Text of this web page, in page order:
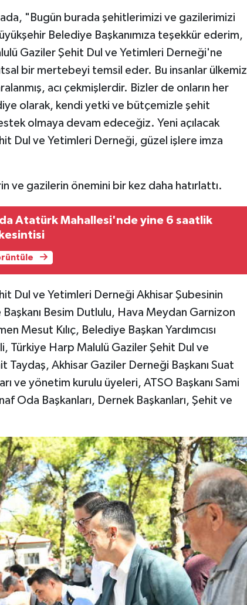
"Bugün burada şehitlerimizi ve gazilerimizi
Belediye Başkanımıza teşekkür ederim,
Gaziler Şehit Dul ve Yetimleri Derneği'ne
bir mertebeyi temsil eder. Bu insanlar ülkemiz
acı çekmişlerdir. Bizler de onların her
olarak, kendi yetki ve bütçemizle şehit
olmaya devam edeceğiz. Yeni açılacak
Dul ve Yetimleri Derneği, güzel işlere imza
ve gazilerin önemini bir kez daha hatırlattı.
Atatürk Mahallesi'nde yine 6 saatlik
Dul ve Yetimleri Derneği Akhisar Şubesinin
Besim Dutlulu, Hava Meydan Garnizon
Mesut Kılıç, Belediye Başkan Yardımcısı
Türkiye Harp Malulü Gaziler Şehit Dul ve
Taydaş, Akhisar Gaziler Derneği Başkanı Suat
ve yönetim kurulu üyeleri, ATSO Başkanı Sami
Oda Başkanları, Dernek Başkanları, Şehit ve